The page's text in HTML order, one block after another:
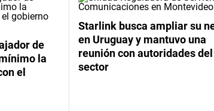
de
la
el
Starlink busca ampliar su
en Uruguay y mantuvo una
reunión con autoridades del
sector